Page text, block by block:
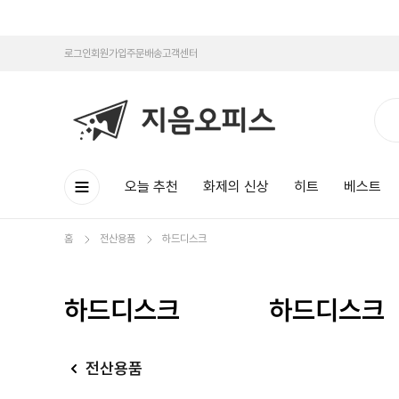
로그인회원가입주문배송고객센터
오늘 추천 화제의 신상 히트 베스트
홈 전산용품 하드디스크
하드디스크
전산용품
하드디스크